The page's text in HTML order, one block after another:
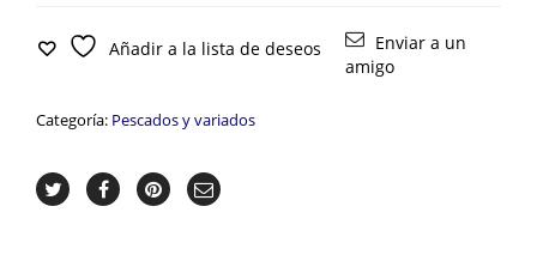
Añadir a la lista de deseos
Enviar a un
amigo
Categoría: Pescados y variados